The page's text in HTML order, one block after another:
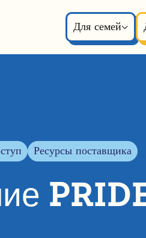
Для семей
Ресурсы поставщика